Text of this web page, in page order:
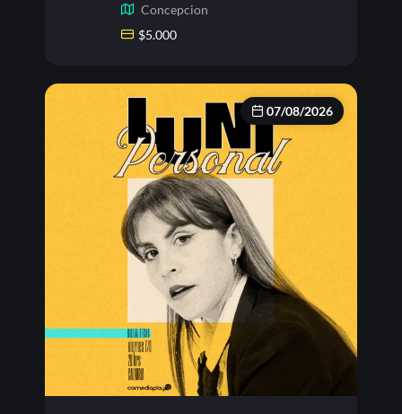
Concepcion
$5.000
07/08/2026